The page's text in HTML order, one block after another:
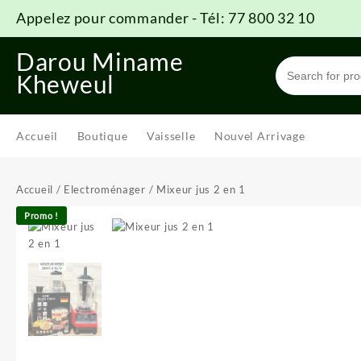
content
Appelez pour commander - Tél: 77 800 32 10
Darou Miname
Kheweul
Accueil Boutique Vaisselle Nouvel Arrivage
Accueil / Electroménager / Mixeur jus 2 en 1
Promo !